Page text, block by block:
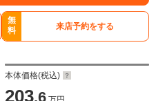
無
料
来店予約をする
本体価格(税込)
203.6